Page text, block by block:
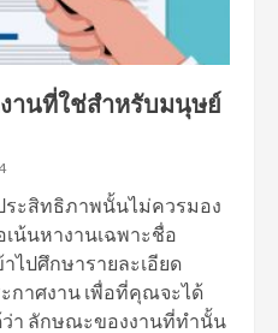
านที่ใช่สำหรับมนุษย์
ระสิทธิภาพนั้นไม่ควรมอง
น้นหางานเฉพาะชื่อ
ไปศึกษารายละเอียด
กาศงาน เพื่อที่คุณจะได้
ว่า ลักษณะของงานที่ทำนั้น